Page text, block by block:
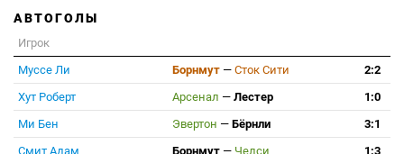
АВТОГОЛЫ
Игрок
Муссе Ли
Борнмут — Сток Сити
2:2
Хут Роберт
Арсенал — Лестер
1:0
Ми Бен
Эвертон — Бёрнли
3:1
Смит Адам
Борнмут — Челси
1:3